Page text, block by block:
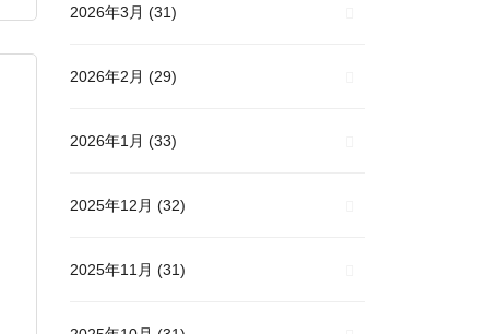
2026年3月 (31)
2026年2月 (29)
2026年1月 (33)
2025年12月 (32)
2025年11月 (31)